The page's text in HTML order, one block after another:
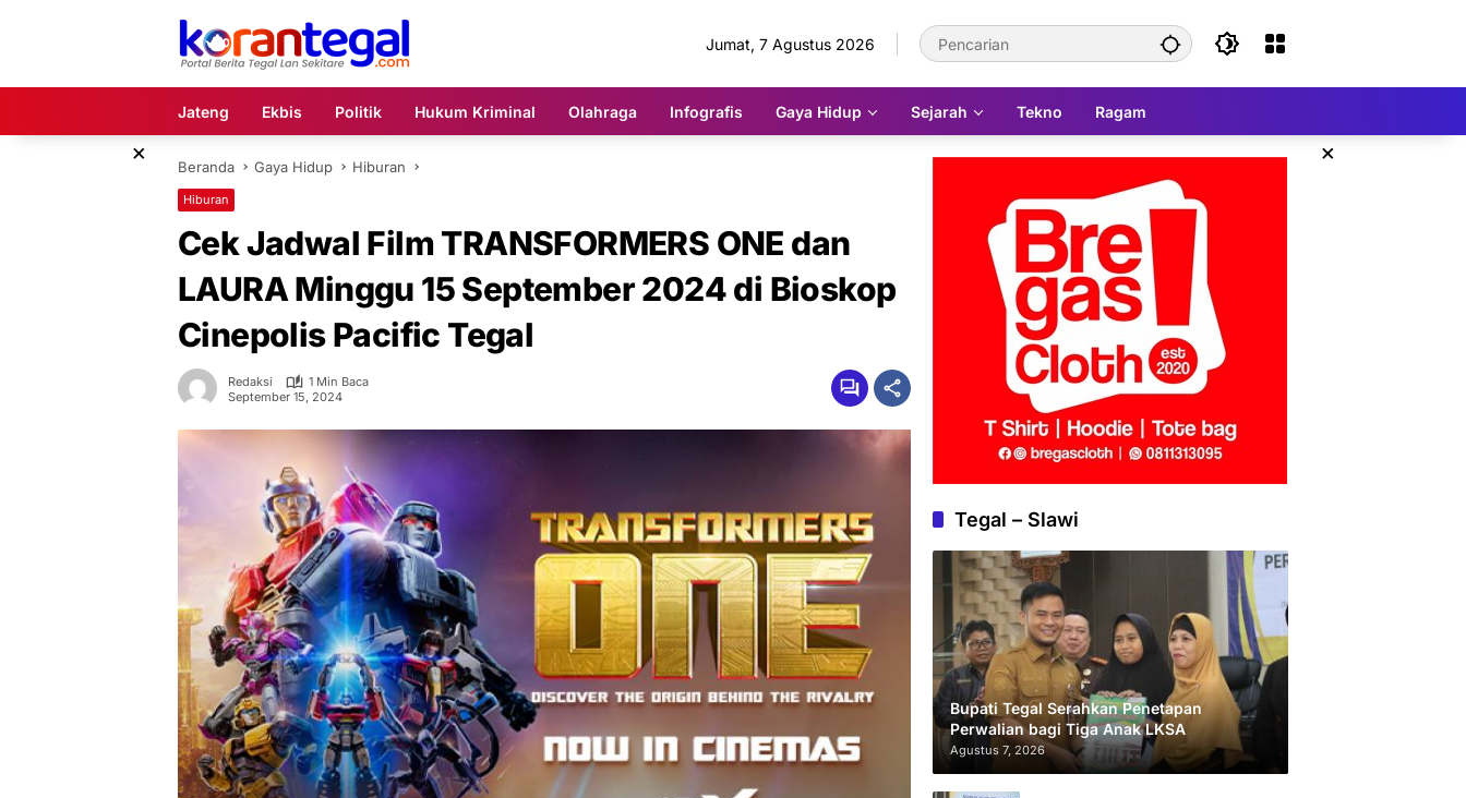
Jumat, 7 Agustus 2026
Jateng Ekbis Politik Hukum Kriminal Olahraga Infografis Gaya Hidup Sejarah Tekno Ragam
× ×
Beranda Gaya Hidup Hiburan
Hiburan
Cek Jadwal Film TRANSFORMERS ONE dan
LAURA Minggu 15 September 2024 di Bioskop
Cinepolis Pacific Tegal
Redaksi
1 Min Baca
September 15, 2024
Tegal – Slawi
Bupati Tegal Serahkan Penetapan
Perwalian bagi Tiga Anak LKSA
Agustus 7, 2026